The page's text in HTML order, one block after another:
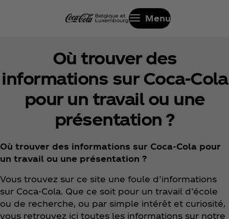
Menu
Où trouver des
informations sur Coca‑Cola
pour un travail ou une
présentation ?
Où trouver des informations sur Coca‑Cola pour
un travail ou une présentation ?
Vous trouvez sur ce site une foule d’informations
sur Coca‑Cola. Que ce soit pour un travail d’école
ou de recherche, ou par simple intérêt et curiosité,
vous retrouvez ici toutes les informations sur notre